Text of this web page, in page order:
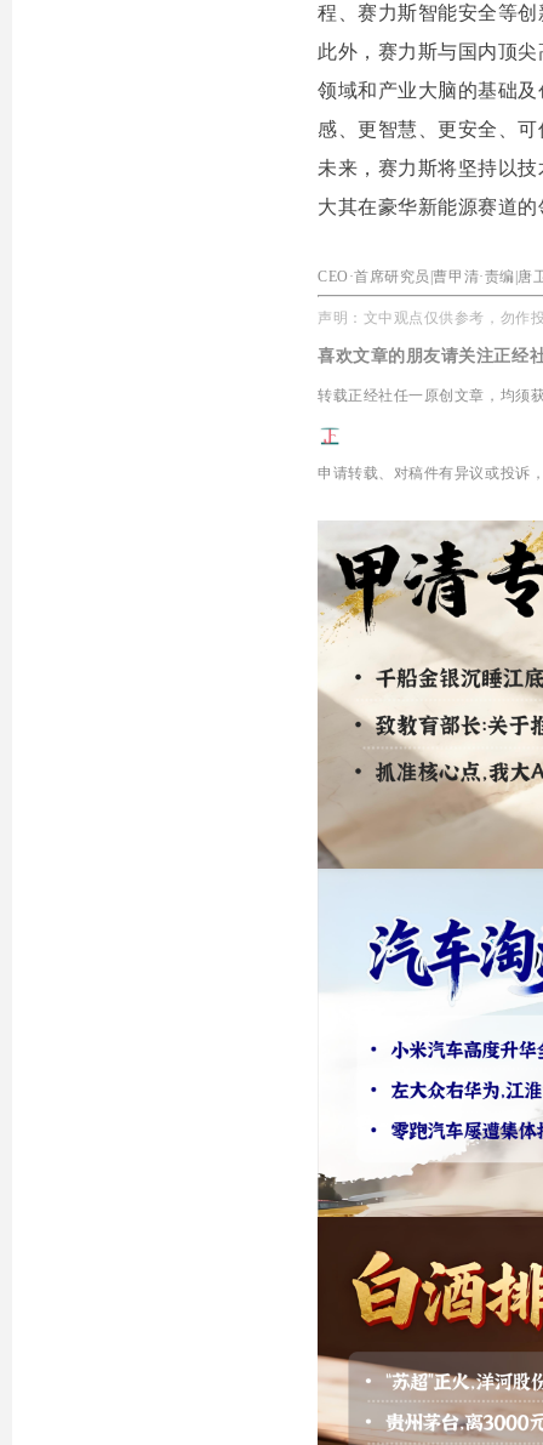
程、赛力斯智能安全等
此外，赛力斯与国内顶
领域和产业大脑的基础
感、更智慧、更安全、
未来，赛力斯将坚持以
大其在豪华新能源赛道
CEO ·首席研究员 |曹甲清·责编|唐
声明：文中观点仅供参考，勿作
喜欢文章的朋友请关注正经
转载正经社任一原创文章，均须
申请转载、 对稿件有异议或投诉